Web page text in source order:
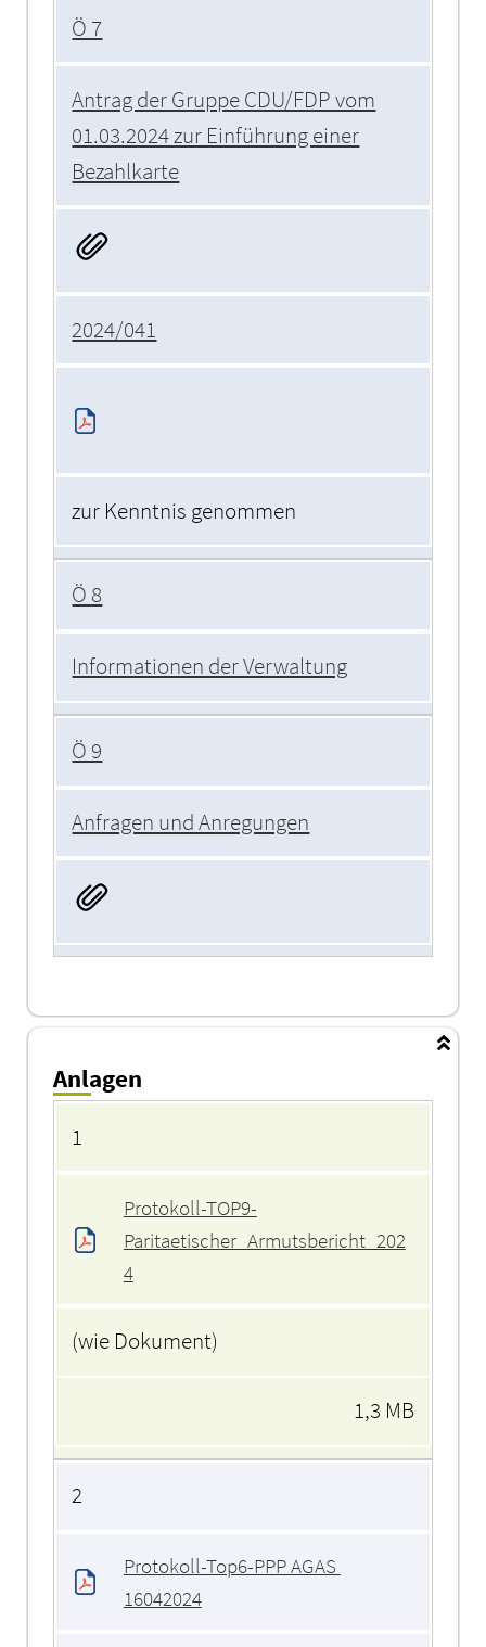
Ö 7
Antrag der Gruppe CDU/FDP vom
01.03.2024 zur Einführung einer
Bezahlkarte
2024/041
zur Kenntnis genommen
Ö 8
Informationen der Verwaltung
Ö 9
Anfragen und Anregungen
Anlagen
1
Protokoll-TOP9-
Paritaetischer_Armutsbericht_202
4
(wie Dokument)
1,3 MB
2
Protokoll-Top6-PPP AGAS
16042024